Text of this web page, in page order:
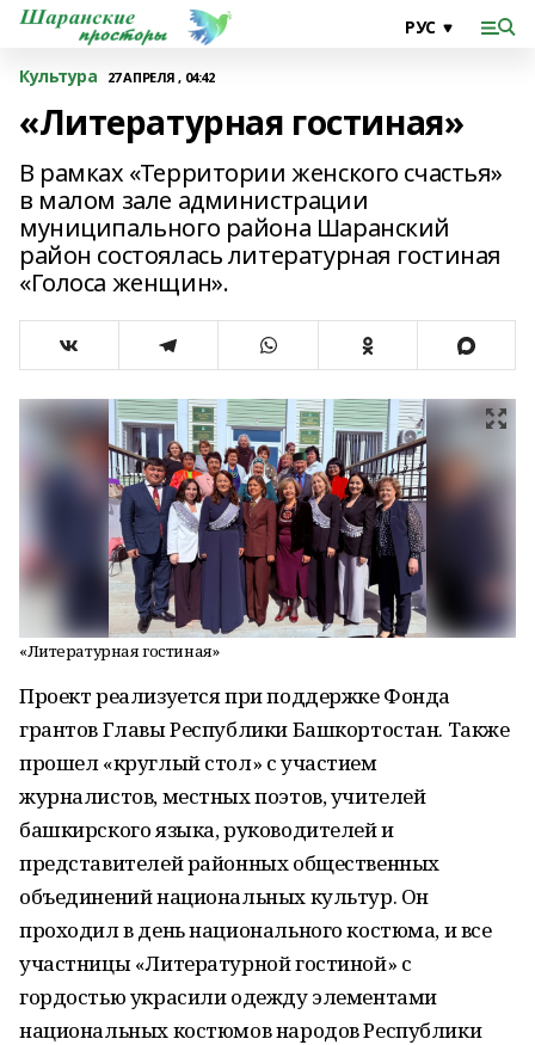
Культура 27 АПРЕЛЯ , 04:42
«Литературная гостиная»
В рамках «Территории женского счастья»
в малом зале администрации
муниципального района Шаранский
район состоялась литературная гостиная
«Голоса женщин».
«Литературная гостиная»
Проект реализуется при поддержке Фонда
грантов Главы Республики Башкортостан. Также
прошел «круглый стол» с участием
журналистов, местных поэтов, учителей
башкирского языка, руководителей и
представителей районных общественных
объединений национальных культур. Он
проходил в день национального костюма, и все
участницы «Литературной гостиной» с
гордостью украсили одежду элементами
национальных костюмов народов Республики